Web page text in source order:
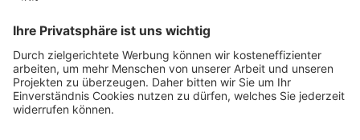
WWF Deutschland
Reinhardtstr. 18
10117 Berlin